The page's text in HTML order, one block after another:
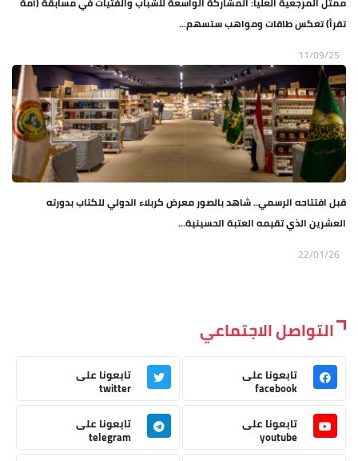
تقرأ) تعكس طاقات ومواهب ستسهم...
11/09/25
قبل افتتاحه الرسمي.. شاهد بالصور معرض كربلاء الدولي للكتاب بدورته
العشرين الذي تقيمه العتبة الحسينية...
22/01/26
التواصل الاجتماعي
تابعونا على
facebook
تابعونا على
twitter
تابعونا على
youtube
تابعونا على
telegram